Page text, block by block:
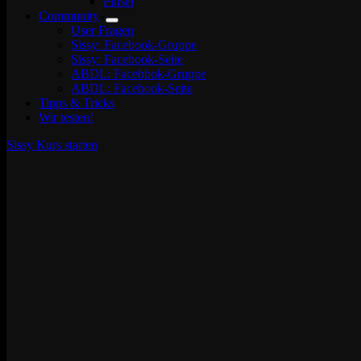
Community
User Fragen
Sissy: Facebook-Gruppe
Sissy: Facebook-Seite
ABDL: Facebbok-Gruppe
ABDL: Facebook-Seite
Tipps & Tricks
Wir testen!
Sissy Kurs starten